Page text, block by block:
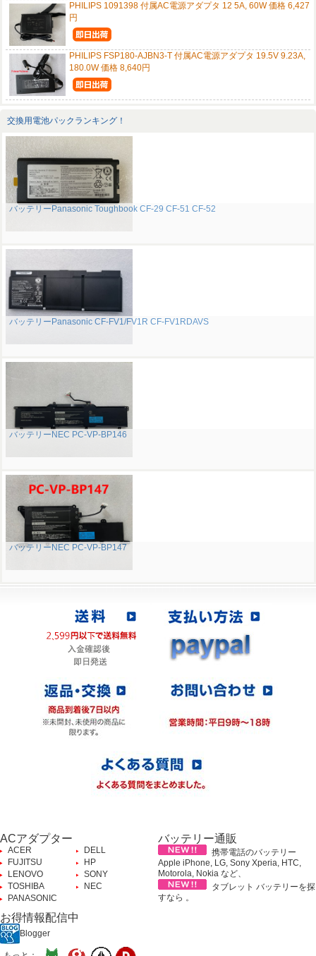
PHILIPS 1091398 付属AC電源アダプタ 12 5A, 60W 価格 6,427
円
PHILIPS FSP180-AJBN3-T 付属AC電源アダプタ 19.5V 9.23A,
180.0W 価格 8,640円
交換用電池パックランキング！
バッテリーPanasonic Toughbook CF-29 CF-51 CF-52
バッテリーPanasonic CF-FV1/FV1R CF-FV1RDAVS
バッテリーNEC PC-VP-BP146
バッテリーNEC PC-VP-BP147
ACアダプター
ACER
DELL
FUJITSU
HP
LENOVO
SONY
TOSHIBA
NEC
PANASONIC
バッテリー通販
携帯電話のバッテリー
Apple iPhone, LG, Sony Xperia, HTC,
Motorola, Nokia など、
タブレット バッテリーを探
すなら 。
お得情報配信中
Blogger